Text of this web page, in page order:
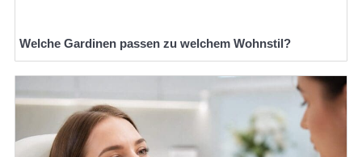
Welche Gardinen passen zu welchem Wohnstil?